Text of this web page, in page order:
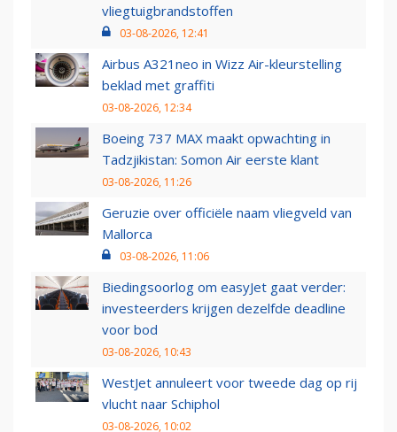
vliegtuigbrandstoffen
03-08-2026, 12:41
Airbus A321neo in Wizz Air-kleurstelling
beklad met graffiti
03-08-2026, 12:34
Boeing 737 MAX maakt opwachting in
Tadzjikistan: Somon Air eerste klant
03-08-2026, 11:26
Geruzie over officiële naam vliegveld van
Mallorca
03-08-2026, 11:06
Biedingsoorlog om easyJet gaat verder:
investeerders krijgen dezelfde deadline
voor bod
03-08-2026, 10:43
WestJet annuleert voor tweede dag op rij
vlucht naar Schiphol
03-08-2026, 10:02